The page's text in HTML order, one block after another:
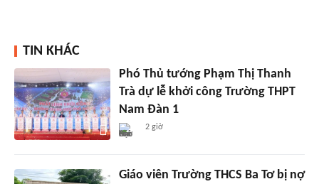
TIN KHÁC
Phó Thủ tướng Phạm Thị Thanh
Trà dự lễ khởi công Trường THPT
Nam Đàn 1
2 giờ
Giáo viên Trường THCS Ba Tơ bị nợ